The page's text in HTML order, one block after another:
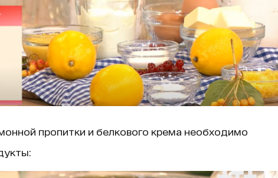
пропитки и белкового крема необходимо